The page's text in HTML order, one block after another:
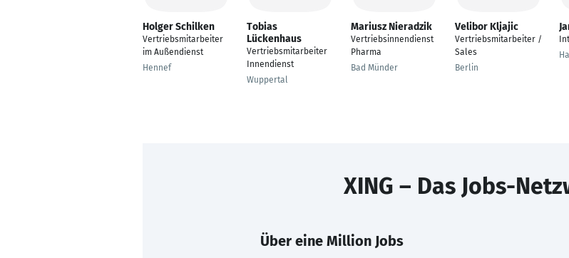
Holger Schilken
Vertriebsmitarbeiter
im Außendienst
Hennef
Tobias
Lückenhaus
Vertriebsmitarbeiter
Innendienst
Wuppertal
Mariusz Nieradzik
Vertriebsinnendienst
Pharma
Bad Münder
Velibor Kljajic
Vertriebsmitarbeiter /
Sales
Berlin
XING – Das Jobs-
Über eine Million Jobs